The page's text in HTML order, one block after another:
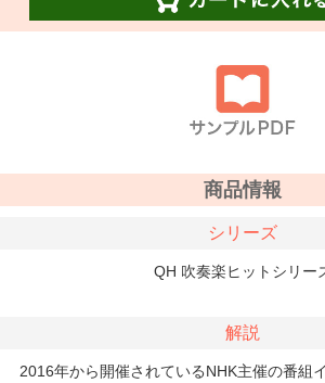
商品情報
シリーズ
QH 吹奏楽ヒットシリー
解説
2016年から開催されているNHK主催の番組